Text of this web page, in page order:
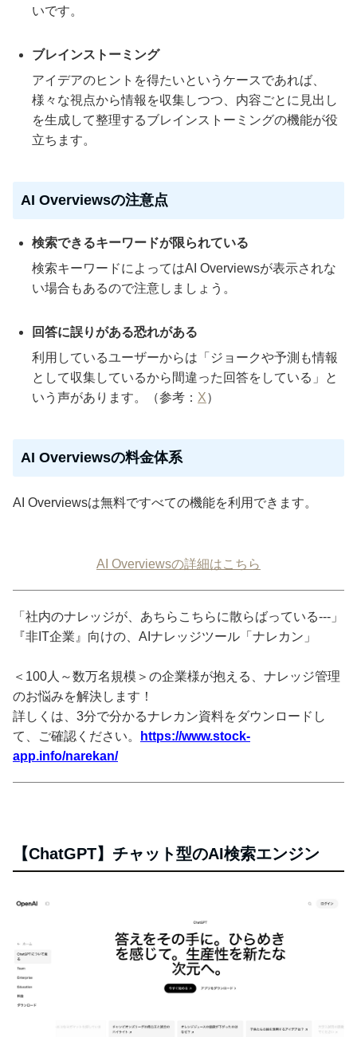
いです。
ブレインストーミング
アイデアのヒントを得たいというケースであれば、
様々な視点から情報を収集しつつ、内容ごとに見出し
を生成して整理するブレインストーミングの機能が役
立ちます。
AI Overviewsの注意点
検索できるキーワードが限られている
検索キーワードによってはAI Overviewsが表示されな
い場合もあるので注意しましょう。
回答に誤りがある恐れがある
利用しているユーザーからは「ジョークや予測も情報
として収集しているから間違った回答をしている」と
いう声があります。（参考： X）
AI Overviewsの料金体系
AI Overviewsは無料ですべての機能を利用できます。
AI Overviewsの詳細はこちら
「社内のナレッジが、あちらこちらに散らばっている---」
『非IT企業』向けの、AIナレッジツール「ナレカン」
＜100人～数万名規模＞の企業様が抱える、ナレッジ管理
のお悩みを解決します！
詳しくは、3分で分かるナレカン資料をダウンロードし
て、ご確認ください。
https://www.stock-
app.info/narekan/
【ChatGPT】チャット型のAI検索エンジン